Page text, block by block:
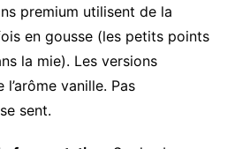
premium utilisent de la
en gousse (les petits points
la mie). Les versions
vanille. Pas
sent.